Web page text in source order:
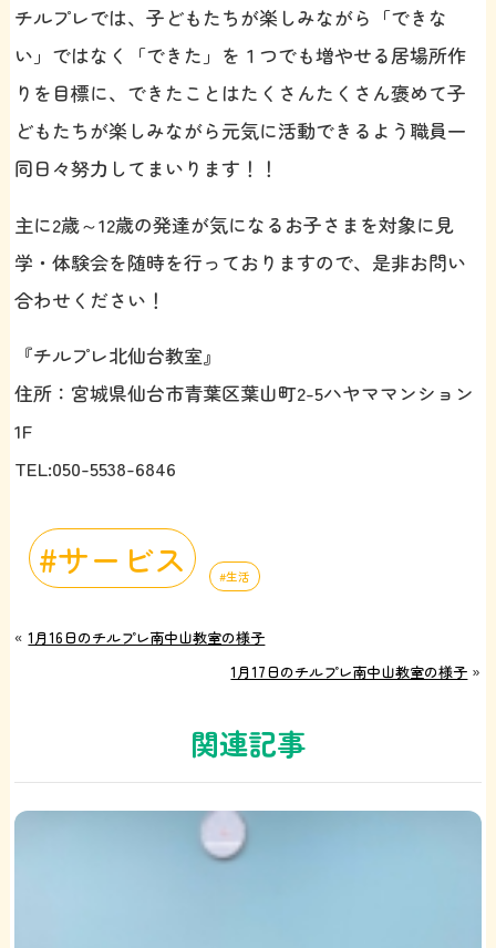
チルプレでは、子どもたちが楽しみながら「できな
い」ではなく「できた」を１つでも増やせる居場所作
りを目標に、できたことはたくさんたくさん褒めて子
どもたちが楽しみながら元気に活動できるよう職員一
同日々努力してまいります！！
主に2歳～12歳の発達が気になるお子さまを対象に見
学・体験会を随時を行っておりますので、是非お問い
合わせください！
『チルプレ北仙台教室』
住所：宮城県仙台市青葉区葉山町2-5ハヤママンション
1F
TEL:050-5538-6846
サービス 生活
«1月16日のチルプレ南中山教室の様子
1月17日のチルプレ南中山教室の様子 »
関連記事